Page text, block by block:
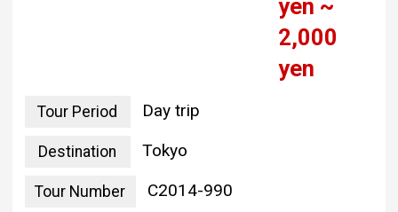
yen ~
2,000
yen
Tour Period Day trip
Destination Tokyo
Tour Number C2014-990